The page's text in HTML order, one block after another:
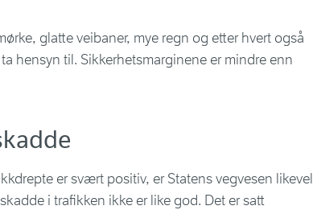
glatte veibaner, mye regn og etter hvert også
hensyn til. Sikkerhetsmarginene er mindre enn
er svært positiv, er Statens vegvesen likevel
i trafikken ikke er like god. Det er satt